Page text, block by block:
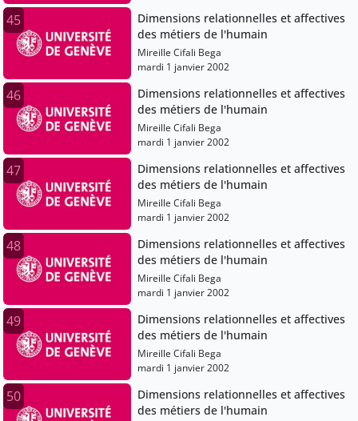
45
Dimensions relationnelles et affectives
des métiers de l'humain
Mireille Cifali Bega
mardi 1 janvier 2002
46
Dimensions relationnelles et affectives
des métiers de l'humain
Mireille Cifali Bega
mardi 1 janvier 2002
47
Dimensions relationnelles et affectives
des métiers de l'humain
Mireille Cifali Bega
mardi 1 janvier 2002
48
Dimensions relationnelles et affectives
des métiers de l'humain
Mireille Cifali Bega
mardi 1 janvier 2002
49
Dimensions relationnelles et affectives
des métiers de l'humain
Mireille Cifali Bega
mardi 1 janvier 2002
50
Dimensions relationnelles et affectives
des métiers de l'humain